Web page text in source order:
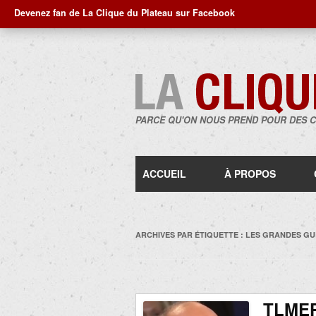
Devenez fan de La Clique du Plateau sur Facebook
PARCE QU'ON NOUS PREND POUR DES
ACCUEIL À PROPOS
ARCHIVES PAR ÉTIQUETTE : LES GRANDES